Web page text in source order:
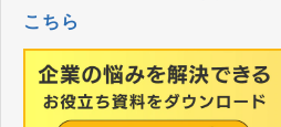
こちら